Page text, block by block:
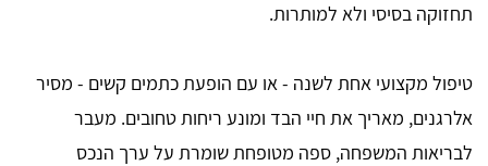
תחזוקה בסיסי ולא למותרות.
טיפול מקצועי אחת לשנה - או עם הופעת כתמים קשים - מסיר
אלרגנים, מאריך את חיי הבד ומונע ריחות טחובים. מעבר
לבריאות המשפחה, ספה מטופחת שומרת על ערך הנכס